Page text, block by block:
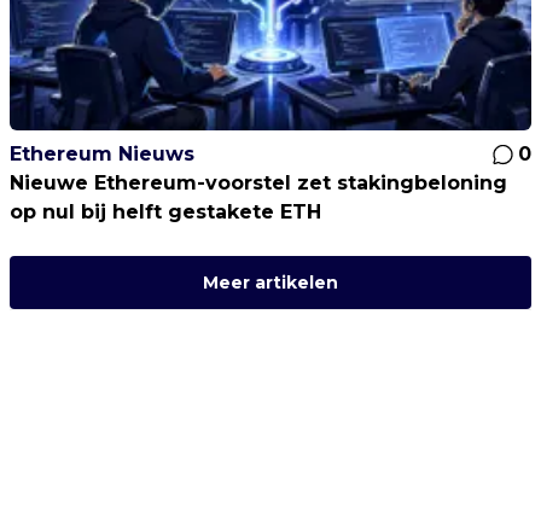
Ethereum Nieuws
0
Nieuwe Ethereum-voorstel zet stakingbeloning
op nul bij helft gestakete ETH
Meer artikelen